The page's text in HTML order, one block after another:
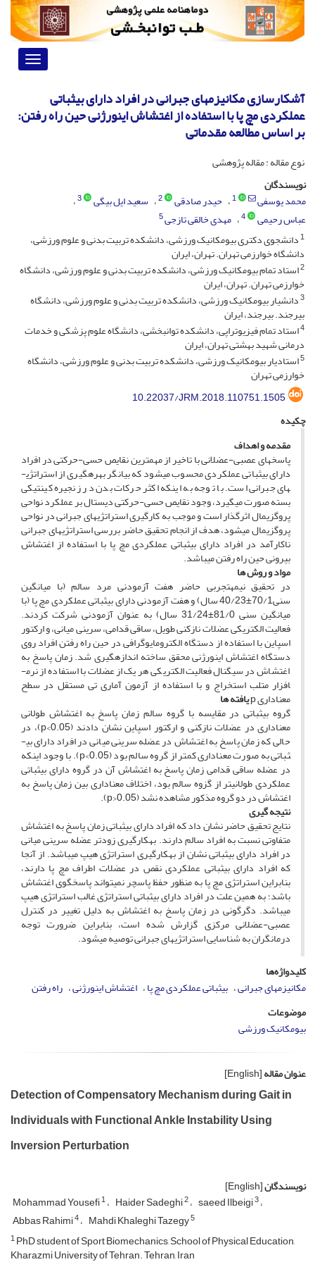
Toggle
آشکارسازی مکانیزمهای جبرانی در افراد دارای بیثباتی
عملکردی مچ پا با استفاده از اغتشاش اینورژنی حین راه رفتن:
بر اساس مطالعه مقدماتی
نوع مقاله : مقاله پژوهشی
نویسندگان
محمد یوسفی
1 حیدر صادقی 2 سعید ایل بیگی 3
عباس رحیمی 4 مهدی خالقی تازجی5
1دانشجوی دکتری بیومکانیک ورزشی، دانشکده تربیت بدنی و علوم ورزشی،
دانشگاه خوارزمی تهران. تهران، ایران
2استاد تمام بیومکانیک ورزشی، دانشکده تربیت بدنی و علوم ورزشی، دانشگاه
خوارزمی تهران. تهران، ایران
3دانشیار بیومکانیک ورزشی، دانشکده تربیت بدنی و علوم ورزشی، دانشگاه
بیرجند. بیرجند، ایران
4استاد تمام فیزیوتراپی، دانشکده توانبخشی، دانشگاه علوم پزشکی و خدمات
درمانی شهید بهشتی تهران، ایران
5استادیار بیومکانیک ورزشی، دانشکده تربیت بدنی و علوم ورزشی، دانشگاه
خوارزمی تهران
10.22037/JRM.2018.110751.1505
چکیده
مقدمه و اهداف
پاسخ­های عصبی-عضلانی با تاخیر از مهمترین نقایص حسی-حرکتی در افراد
دارای بی­ثباتی عملکردی محسوب می­شود که بیانگر بهره­گیری از استراتژی­
های جبرانی است. با توجه به اینکه اکثر حرکات بدن در زنجیره کینتیکی
بسته صورت می­گیرد، وجود نقایص حسی-حرکتی دیستال بر عملکرد نواحی
پروگزیمال اثرگذار است و موجب به کارگیری استراتژی­های جبرانی در نواحی
پروگزیمال می­شود، هدف از انجام تحقیق حاضر بررسی استراتژی­های جبرانی
ناکارآمد در افراد دارای بی­ثباتی عملکردی مچ پا با استفاده از اغتشاش
بیرونی حین راه رفتن می­باشد.
مواد و روش­ ها
در تحقیق نیمه­تجربی حاضر هفت آزمودنی مرد سالم (با میانگین
سنی70/1±40/23 سال) و هفت آزمودنی دارای بی­ثباتی عملکردی مچ پا (با
میانگین سنی 81/0±31/24 سال) به عنوان آزمودنی شرکت کردند.
فعالیت الکتریکی عضلات نازک­نی طویل، ساقی قدامی، سرینی میانی، و ارکتور
اسپاین با استفاده از دستگاه الکترومایوگرافی در حین راه رفتن افراد روی
دستگاه اغتشاش اینورژنی محقق ساخته اندازه­گیری شد. زمان پاسخ به
اغتشاش در سیگنال فعالیت الکتریکی هر یک از عضلات با استفاده از نرم­
افزار متلب استخراج و با استفاده از آزمون آماری تی مستقل در سطح
معناداری p یافته­ ها
گروه بی­ثباتی در مقایسه با گروه سالم زمان پاسخ به اغتشاش طولانی
معناداری در عضلات نازک­نی و ارکتور اسپاین نشان دادند (p<0.05)، در
حالی که زمان پاسخ به اغتشاش در عضله سرینی میانی در افراد دارای بی­
ثباتی به صورت معناداری کمتر از گروه سالم بود (p<0.05). با وجود اینکه
در عضله ساقی قدامی زمان پاسخ به اغتشاش آن در گروه دارای بی­ثباتی
عملکردی طولانی­تر از گزوه سالم بود، اختلاف معناداری بین زمان پاسخ به
اغتشاش در دو گروه مذکور مشاهده نشد (p>0.05).
نتیجه ­گیری
نتایج تحقیق حاضر نشان داد که افراد دارای بی­ثباتی زمان پاسخ به اغتشاش
متفاوتی نسبت به افراد سالم دارند. به­کارگیری زودتر عضله سرینی میانی
در افراد دارای بی­ثباتی نشان از به­کارگیری استراتژی هیپ می­باشد. از آنجا
که افراد دارای بی­ثباتی عملکردی نقص در عضلات اطراف مچ پا دارند،
بنابراین استراتژی مچ پا به منظور حفظ پاسچر نمی­تواند پاسخ­گوی اغتشاش
باشد؛ به همین علت در افراد دارای بی­ثباتی استراتژی غالب استراتژی هیپ
می­باشد. دگرگونی در زمان پاسخ به اغتشاش به دلیل تغییر در کنترل
عصبی-عضلانی مرکزی گزارش شده است، بنابراین ضرورت توجه
درمانگران به شناسایی استراتژی­های جبرانی توصیه می­شود.
کلیدواژه‌ها
مکانیزم­های جبرانی بی­ثباتی عملکردی مچ پا اغتشاش اینورژنی راه رفتن
موضوعات
بیومکانیک ورزشی
عنوان مقاله[English]
Detection of Compensatory Mechanism during Gait in
Individuals with Functional Ankle Instability Using
Inversion Perturbation
نویسندگان[English]
Mohammad Yousefi1 Haider Sadeghi2 saeed Ilbeigi3
Abbas Rahimi4 Mahdi Khaleghi Tazegy5
1PhD student of Sport Biomechanics, School of Physical Education,
Kharazmi University of Tehran. Tehran, Iran